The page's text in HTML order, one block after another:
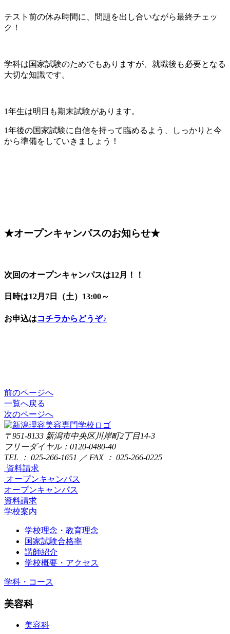
テスト前の休み時間に、問題を出し合いながら最終チェッ
ク！
学科は国家試験のためでもありますが、就職後も必要となる
大切な知識です。
1年生は明日も期末試験があります。
1年後の国家試験に自信を持って臨めるよう、しっかりと今
から準備をしていきましょう！
★オープンキャンパスのお知らせ★
次回のオープンキャンパスは12月！！
日時は12月7日（土）13:00～
お申込はコチラからどうぞ♪
前のページへ
一覧へ戻る
次のページへ
〒951-8133 新潟市中央区川岸町2丁目14-3
フリーダイヤル：0120-0480-40
TEL ： 025-266-1651 ／ FAX ： 025-266-0225
資料請求
オープンキャンパス
オープンキャンパス
資料請求
学校案内
学校理念・教育理念
国家試験合格率
講師紹介
学校概要・アクセス
学科・コース
美容科
美容科